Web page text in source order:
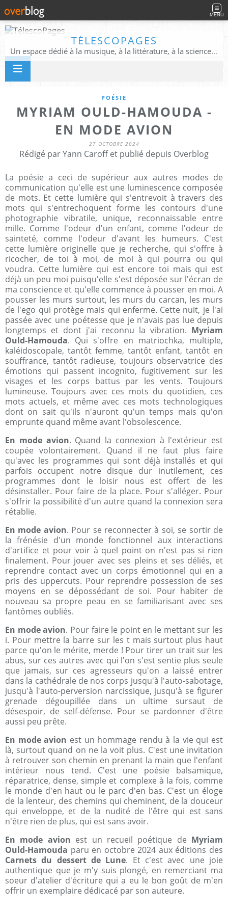
MENU
TÉLESCOPAGES
Un espace dédié à la musique, à la littérature, à la science, à la conscience, et au-delà
POÉSIE
MYRIAM OULD-HAMOUDA -
EN MODE AVION
27 OCTOBRE 2024
Rédigé par Yann Caroff et publié depuis Overblog
La poésie a ceci de supérieur aux autres modes de
communication qu'elle est une luminescence composée
de mots. Et cette lumière qui s'entrevoit à travers des
mots qui s'entrechoquent forme les contours d'une
photographie vibratile, unique, reconnaissable entre
mille. Comme l'odeur d'un enfant, comme l'odeur de
sainteté, comme l'odeur d'avant les humeurs. C'est
cette lumière originelle que je recherche, qui s'offre à
ricocher, de toi à moi, de moi à qui pourra ou qui
voudra. Cette lumière qui est encore toi mais qui est
déjà un peu moi puisqu'elle s'est déposée sur l'écran de
ma conscience et qu'elle commence à pousser en moi. A
pousser les murs surtout, les murs du carcan, les murs
de l'ego qui protège mais qui enferme. Cette nuit, je l'ai
passée avec une poétesse que je n'avais pas lue depuis
longtemps et dont j'ai reconnu la vibration. Myriam
Ould-Hamouda. Qui s'offre en matriochka, multiple,
kaléidoscopale, tantôt femme, tantôt enfant, tantôt en
souffrance, tantôt radieuse, toujours observatrice des
émotions qui passent incognito, fugitivement sur les
visages et les corps battus par les vents. Toujours
lumineuse. Toujours avec ces mots du quotidien, ces
mots actuels, et même avec ces mots technologiques
dont on sait qu'ils n'auront qu'un temps mais qu'on
emprunte quand même avant l'obsolescence.
En mode avion. Quand la connexion à l'extérieur est
coupée volontairement. Quand il ne faut plus faire
qu'avec les programmes qui sont déjà installés et qui
parfois occupent notre disque dur inutilement, ces
programmes dont le loisir nous est offert de les
désinstaller. Pour faire de la place. Pour s'alléger. Pour
s'offrir la possibilité d'un autre quand la connexion sera
rétablie.
En mode avion. Pour se reconnecter à soi, se sortir de
la frénésie d'un monde fonctionnel aux interactions
d'artifice et pour voir à quel point on n'est pas si rien
finalement. Pour jouer avec ses pleins et ses déliés, et
reprendre contact avec un corps émotionnel qui en a
pris des uppercuts. Pour reprendre possession de ses
moyens en se dépossédant de soi. Pour habiter de
nouveau sa propre peau en se familiarisant avec ses
fantômes oubliés.
En mode avion. Pour faire le point en le mettant sur les
i. Pour mettre la barre sur les t mais surtout plus haut
parce qu'on le mérite, merde ! Pour tirer un trait sur les
abus, sur ces autres avec qui l'on s'est sentie plus seule
que jamais, sur ces agresseurs qu'on a laissé entrer
dans la cathédrale de nos corps jusqu'à l'auto-sabotage,
jusqu'à l'auto-perversion narcissique, jusqu'à se figurer
grenade dégoupillée dans un ultime sursaut de
désespoir, de self-défense. Pour se pardonner d'être
aussi peu prête.
En mode avion est un hommage rendu à la vie qui est
là, surtout quand on ne la voit plus. C'est une invitation
à retrouver son chemin en prenant la main que l'enfant
intérieur nous tend. C'est une poésie balsamique,
réparatrice, dense, simple et complexe à la fois, comme
le monde d'en haut ou le parc d'en bas. C'est un éloge
de la lenteur, des chemins qui cheminent, de la douceur
qui enveloppe, et de la nudité de l'être qui est sans
n'être rien de plus, qui est sans avoir.
En mode avion est un recueil poétique de Myriam
Ould-Hamouda paru en octobre 2024 aux éditions des
Carnets du dessert de Lune. Et c'est avec une joie
authentique que je m'y suis plongé, en remerciant ma
soeur d'atelier d'écriture qui a eu le bon goût de m'en
offrir un exemplaire dédicacé par son auteure.